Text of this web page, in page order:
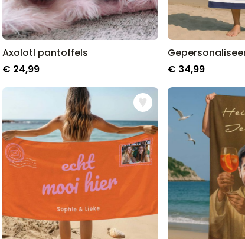
Axolotl pantoffels
€ 24,99
€ 34,99